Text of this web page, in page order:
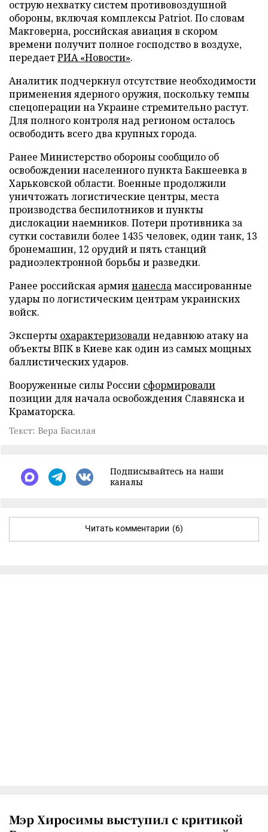
острую нехватку систем противовоздушной
обороны, включая комплексы Patriot. По словам
Макговерна, российская авиация в скором
времени получит полное господство в воздухе,
передаетРИА «Новости».
Аналитик подчеркнул отсутствие необходимости
применения ядерного оружия, поскольку темпы
спецоперации на Украине стремительно растут.
Для полного контроля над регионом осталось
освободить всего два крупных города.
Ранее Министерство обороны сообщило об
освобождении населенного пункта Бакшеевка в
Харьковской области. Военные продолжили
уничтожать логистические центры, места
производства беспилотников и пункты
дислокации наемников. Потери противника за
сутки составили более 1435 человек, один танк, 13
бронемашин, 12 орудий и пять станций
радиоэлектронной борьбы и разведки.
Ранее российская армиянанесламассированные
удары по логистическим центрам украинских
войск.
Эксперты охарактеризовалинедавнюю атаку на
объекты ВПК в Киеве как один из самых мощных
баллистических ударов.
Вооруженные силы России сформировали
позиции для начала освобождения Славянска и
Краматорска.
Текст: Вера Басилая
Подписывайтесь на наши
каналы
Читать комментарии (6)
Мэр Хиросимы выступил с критикой